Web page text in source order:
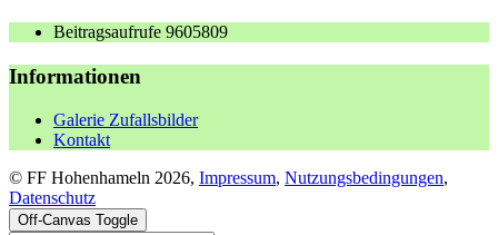
Beitragsaufrufe 9605809
Informationen
Galerie Zufallsbilder
Kontakt
© FF Hohenhameln 2026, Impressum, Nutzungsbedingungen,
Datenschutz
Off-Canvas Toggle